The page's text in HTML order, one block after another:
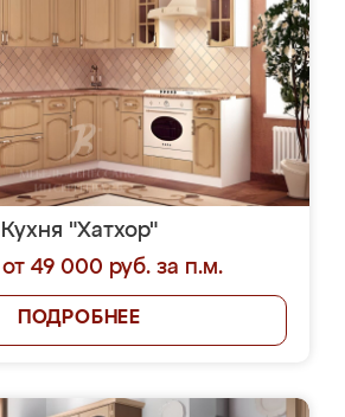
Кухня "Хатхор"
49 000 руб. за п.м.
ПОДРОБНЕЕ